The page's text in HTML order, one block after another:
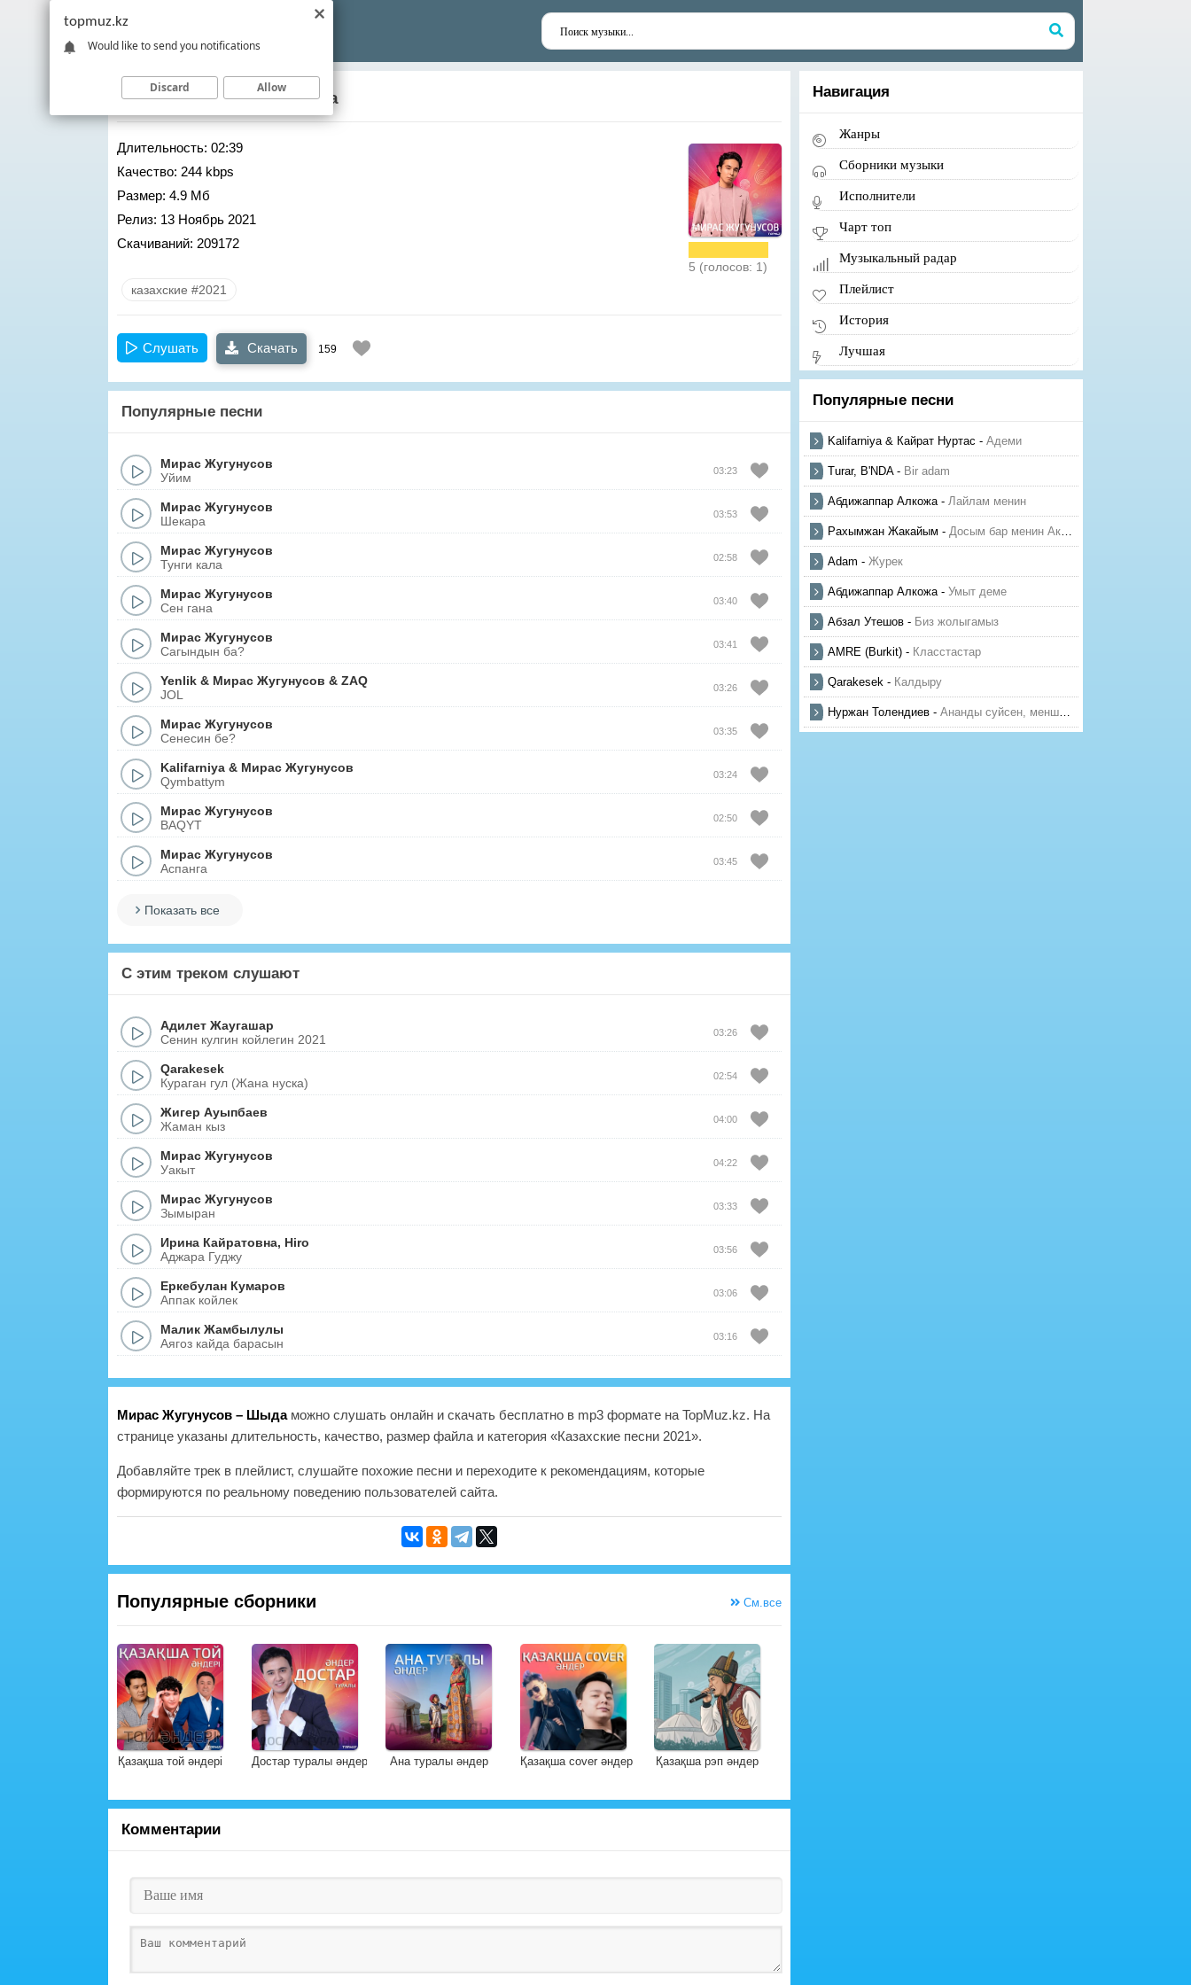
Мирас Жугунусов– Шыда
Длительность: 02:39
Качество: 244 kbps
Размер: 4.9 Мб
Релиз: 13 Ноябрь 2021
Скачиваний: 209172
5 (голосов: 1)
казахские #2021
Слушать Скачать 159
Популярные песни
Мирас Жугунусов
Уйим
03:23
Мирас Жугунусов
Шекара
03:53
Мирас Жугунусов
Тунги кала
02:58
Мирас Жугунусов
Сен гана
03:40
Мирас Жугунусов
Сагындын ба?
03:41
Yenlik & Мирас Жугунусов & ZAQ
JOL
03:26
Мирас Жугунусов
Сенесин бе?
03:35
Kalifarniya & Мирас Жугунусов
Qymbattym
03:24
Мирас Жугунусов
BAQYT
02:50
Мирас Жугунусов
Аспанга
03:45
Показать все
С этим треком слушают
Адилет Жаугашар
Сенин кулгин койлегин 2021
03:26
Qarakesek
Кураган гул (Жана нуска)
02:54
Жигер Ауыпбаев
Жаман кыз
04:00
Мирас Жугунусов
Уакыт
04:22
Мирас Жугунусов
Зымыран
03:33
Ирина Кайратовна, Hiro
Аджара Гуджу
03:56
Еркебулан Кумаров
Аппак койлек
03:06
Малик Жамбылулы
Аягоз кайда барасын
03:16
Мирас Жугунусов – Шыдаможно слушать онлайн и скачать бесплатно в mp3 формате на TopMuz.kz. На
странице указаны длительность, качество, размер файла и категория «Казахские песни 2021».
Добавляйте трек в плейлист, слушайте похожие песни и переходите к рекомендациям, которые
формируются по реальному поведению пользователей сайта.
Популярные сборники См.все
Қазақша той әндері Достар туралы әндер Ана туралы әндер Қазақша cover әндер Қазақша рэп әндер
Комментарии
Навигация
Жанры
Сборники музыки
Исполнители
Чарт топ
Музыкальный радар
Плейлист
История
Лучшая
Популярные песни
Kalifarniya & Кайрат Нуртас - Адеми
Turar, B'NDA- Bir adam
Абдижаппар Алкожа- Лайлам менин
Рахымжан Жакайым - Досым бар менин Актауда
Adam - Журек
Абдижаппар Алкожа- Умыт деме
Абзал Утешов - Биз жолыгамыз
AMRE (Burkit) - Класстастар
Qarakesek - Калдыру
Нуржан Толендиев - Ананды суйсен, менше суй
topmuz.kz
Would like to send you notifications
Discard Allow